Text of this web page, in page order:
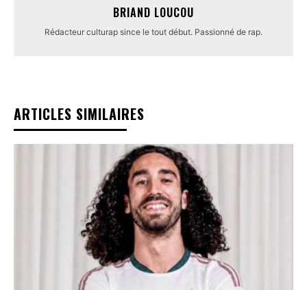
BRIAND LOUCOU
Rédacteur culturap since le tout début. Passionné de rap.
ARTICLES SIMILAIRES